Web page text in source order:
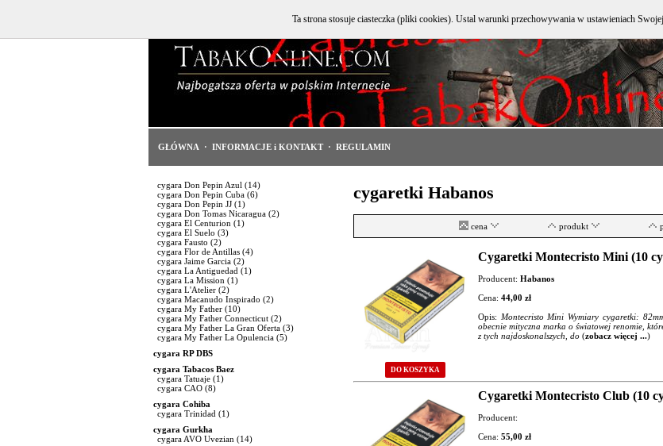
GŁÓWNA · INFORMACJE i KONTAKT · REGULAMIN
cygara Don Pepin Azul (14)
cygara Don Pepin Cuba (6)
cygara Don Pepin JJ (1)
cygara Don Tomas Nicaragua (2)
cygara El Centurion (1)
cygara El Suelo (3)
cygara Fausto (2)
cygara Flor de Antillas (4)
cygara Jaime Garcia (2)
cygara La Antiguedad (1)
cygara La Mission (1)
cygara L'Atelier (2)
cygara Macanudo Inspirado (2)
cygara My Father (10)
cygara My Father Connecticut (2)
cygara My Father La Gran Oferta (3)
cygara My Father La Opulencia (5)
cygara RP DBS
cygara Tabacos Baez
cygara Tatuaje (1)
cygara CAO (8)
cygara Cohiba
cygara Trinidad (1)
cygara Gurkha
cygara AVO Uvezian (14)
cygaretki Habanos
cena produkt
DO KOSZYKA
Cygaretki Montecristo Mini (10
Producent: Habanos
Cena: 44,00 zł
Opis: Montecristo Mini Wymiary cygaretki:
obecnie mityczna marka o światowej renomie,
z tych najdoskonalszych, do (zobacz więcej ...)
Cygaretki Montecristo Club (10
Producent:
Cena: 55,00 zł
Ta strona stosuje ciasteczka (pliki cookies). Ustal warunki przechowywania w ustawieniach